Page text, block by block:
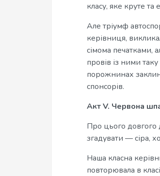
класу, яке круте
Але тріумф
керівниця,
сімома печатками,
провів із ними
порожнинах
спонсорів.
Акт V. Червона
Про цього довгого
згадувати — сіра,
Наша класна
повторювала в